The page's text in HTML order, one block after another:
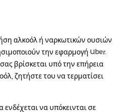
αλκοόλ ή ναρκωτικών ουσιών
την εφαρμογή Uber.
βρίσκεται υπό την επήρεια
ζητήστε του να τερματίσει
να υπόκεινται σε